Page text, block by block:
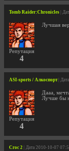
Tomb Raider:Chronicles |
Репутация
4
Лучшая
ASI-sports / Алкоспорт|
Репутация
4
Дааа,
Лучше бы
Croc 2 | Дата 2010-10-07